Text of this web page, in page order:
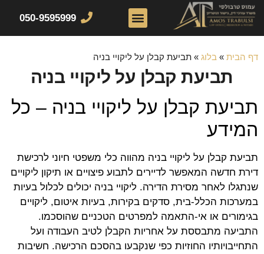
050-9595999
דף הבית » בלוג » תביעת קבלן על ליקויי בניה
תביעת קבלן על ליקויי בניה
תביעת קבלן על ליקויי בניה – כל
המידע
תביעת קבלן על ליקויי בניה מהווה כלי משפטי חיוני לרכישת
דירת חדשה המאפשר לדיירים לתבוע פיצויים או תיקון ליקויים
שנתגלו לאחר מסירת הדירה. ליקויי בניה יכולים לכלול בעיות
במערכות הכלל-בית, סדקים בקירות, בעיות איטום, ליקויים
בגימורים או אי-התאמה למפרטים הטכניים שהוסכמו.
התביעה מתבססת על אחריות הקבלן לטיב העבודה ועל
התחייבויותיו החוזיות כפי שנקבעו בהסכם הרכישה. חשיבות